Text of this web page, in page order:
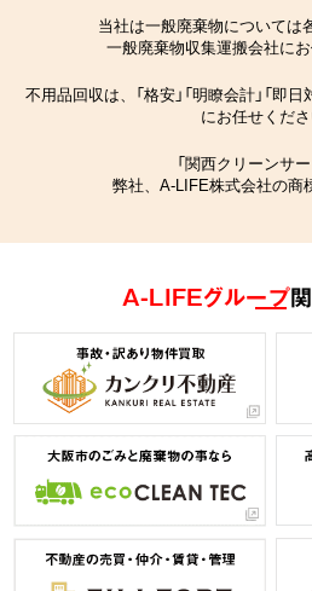
当社は一般廃棄物については
一般廃棄物収集運搬会社に
不用品回収は、「格安」「明瞭会計」「即
にお任せくださ
「関西クリーンサ
弊社、A-LIFE株式会社の商
A-LIFEグループ